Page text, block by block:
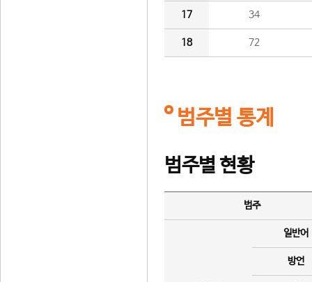
17 34
18 72
범주별 통계
범주별 현황
범주
일반어
방언